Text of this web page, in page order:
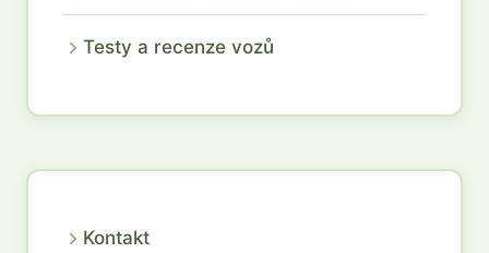
Testy a recenze vozů
Kontakt